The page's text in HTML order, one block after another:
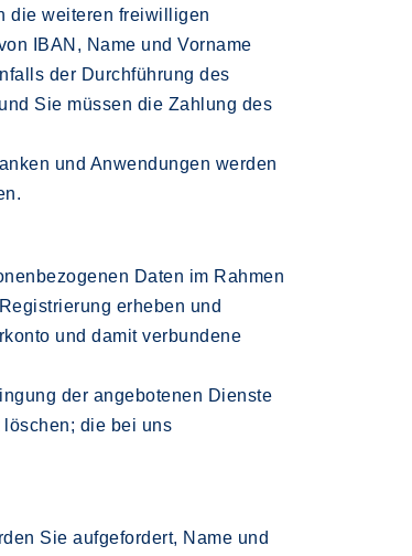
die weiteren freiwilligen
IBAN, Name und Vorname
der Durchführung des
Sie müssen die Zahlung des
und Anwendungen werden
Daten im Rahmen
erheben und
und damit verbundene
der angebotenen Dienste
die bei uns
Sie aufgefordert, Name und